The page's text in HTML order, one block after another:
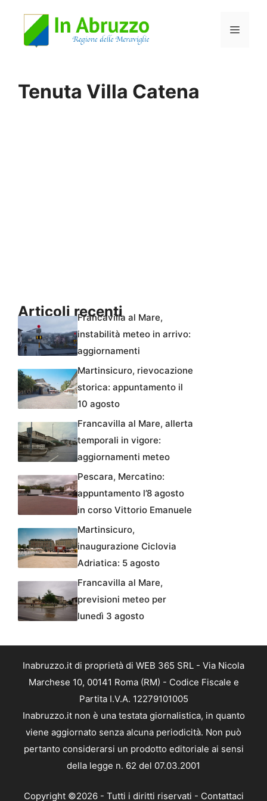
Menu
Tenuta Villa Catena
Articoli recenti
Francavilla al Mare,
instabilità meteo in arrivo:
aggiornamenti
Martinsicuro, rievocazione
storica: appuntamento il
10 agosto
Francavilla al Mare, allerta
temporali in vigore:
aggiornamenti meteo
Pescara, Mercatino:
appuntamento l’8 agosto
in corso Vittorio Emanuele
Martinsicuro,
inaugurazione Ciclovia
Adriatica: 5 agosto
Francavilla al Mare,
previsioni meteo per
lunedì 3 agosto
Inabruzzo.it di proprietà di WEB 365 SRL - Via Nicola
Marchese 10, 00141 Roma (RM) - Codice Fiscale e
Partita I.V.A. 12279101005
Inabruzzo.it non è una testata giornalistica, in quanto
viene aggiornato senza alcuna periodicità. Non può
pertanto considerarsi un prodotto editoriale ai sensi
della legge n. 62 del 07.03.2001
Copyright ©2026 - Tutti i diritti riservati - Contattaci